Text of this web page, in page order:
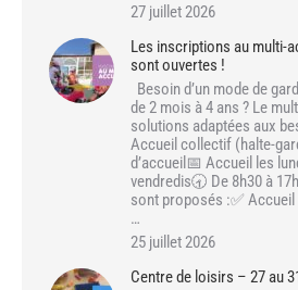
27 juillet 2026
Les inscriptions au multi-
sont ouvertes !
Besoin d’un mode de
de 2 mois à 4 ans ? Le
solutions adaptées aux
Accueil collectif (halte-
d’accueil📅 Accueil les
vendredis🕣 De 8h30 à
sont proposés :✅
…
25 juillet 2026
Centre de loisirs – 27 au